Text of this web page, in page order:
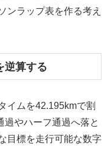
ンラップ表を作る考え
逆算する
イムを42.195kmで割
過やハーフ通過へ落と
目標を走行可能な数字